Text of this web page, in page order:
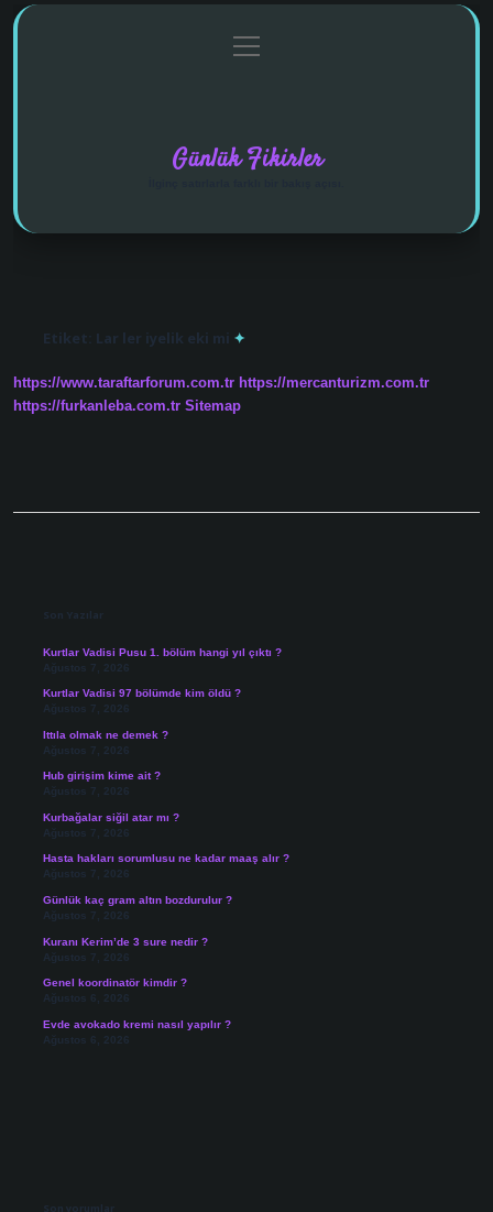
Gizlilik Politikası
menüyü
aç
Günlük Fikirler
Etiket: Lar ler iyelik eki mi
https://www.taraftarforum.com.tr https://mercanturizm.com.tr
https://furkanleba.com.tr Sitemap
Son Yazılar
Kurtlar Vadisi Pusu 1. bölüm hangi yıl çıktı ?
Ağustos 7, 2026
Kurtlar Vadisi 97 bölümde kim öldü ?
Ağustos 7, 2026
Ittıla olmak ne demek ?
Ağustos 7, 2026
Hub girişim kime ait ?
Ağustos 7, 2026
Kurbağalar siğil atar mı ?
Ağustos 7, 2026
Hasta hakları sorumlusu ne kadar maaş alır ?
Ağustos 7, 2026
Günlük kaç gram altın bozdurulur ?
Ağustos 7, 2026
Kuranı Kerim’de 3 sure nedir ?
Ağustos 7, 2026
Genel koordinatör kimdir ?
Ağustos 6, 2026
Evde avokado kremi nasıl yapılır ?
Ağustos 6, 2026
Son yorumlar